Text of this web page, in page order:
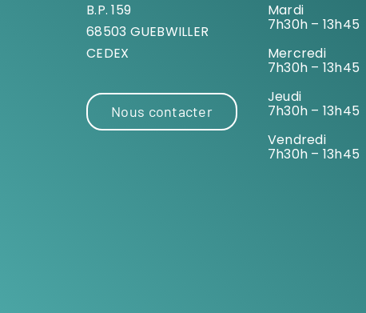
B.P. 159
68503 GUEBWILLER
CEDEX
Nous contacter
Mardi
7h30h – 13h45
Mercredi
7h30h – 13h45
Jeudi
7h30h – 13h45
Vendredi
7h30h – 13h45